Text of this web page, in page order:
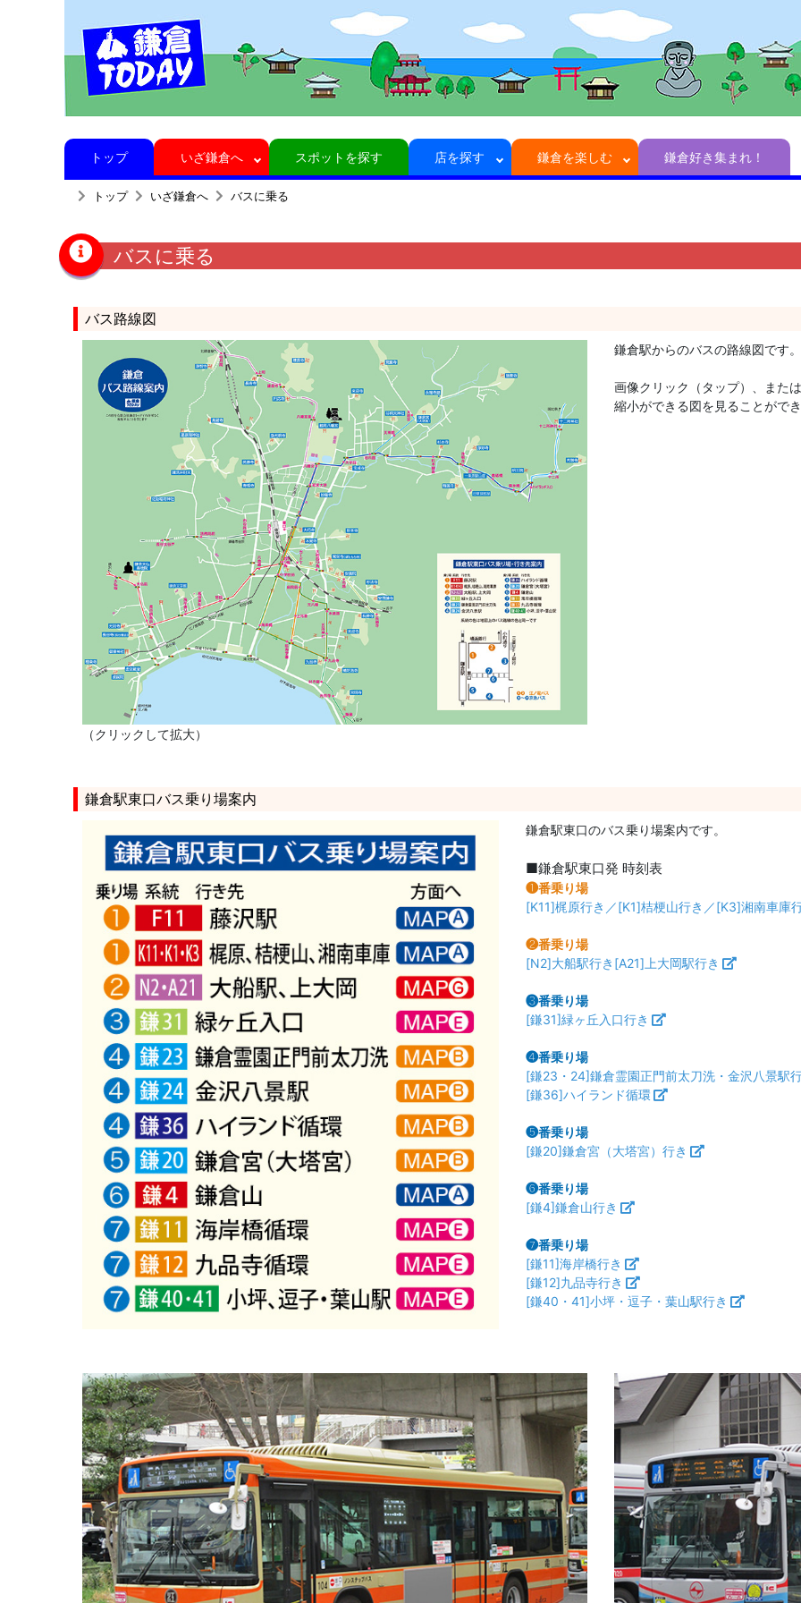
トップ いざ鎌倉へ スポットを探す 店を探す 鎌倉を楽しむ 鎌倉好き集まれ！
トップ いざ鎌倉へ バスに乗る
バスに乗る
バス路線図
（クリックして拡大）
鎌倉駅からのバスの路線図です。
画像クリック（タップ）、または
縮小ができる図を見ることがで
鎌倉駅東口バス乗り場案内
鎌倉駅東口のバス乗り場案内です。
■鎌倉駅東口発 時刻表
❶番乗り場
[K11]梶原行き／[K1]桔梗山行き／[K3]湘南車庫
❷番乗り場
[N2]大船駅行き[A21]上大岡駅行き
❸番乗り場
[鎌31]緑ヶ丘入口行き
❹番乗り場
[鎌23・24]鎌倉霊園正門前太刀洗・金沢八景駅
[鎌36]ハイランド循環
❺番乗り場
[鎌20]鎌倉宮（大塔宮）行き
❻番乗り場
[鎌4]鎌倉山行き
❼番乗り場
[鎌11]海岸橋行き
[鎌12]九品寺行き
[鎌40・41]小坪・逗子・葉山駅行き